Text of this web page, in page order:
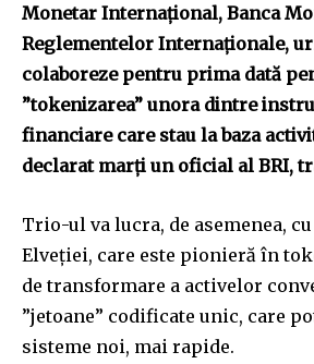
Monetar Internaţional, Banca
Reglementelor Internaţionale,
colaboreze pentru prima dată
”tokenizarea” unora dintre
financiare care stau la baza
declarat marţi un oficial al BRI,
Trio-ul va lucra, de asemenea,
Elveţiei, care este pionieră în
de transformare a activelor
”jetoane” codificate unic, care
sisteme noi, mai rapide.